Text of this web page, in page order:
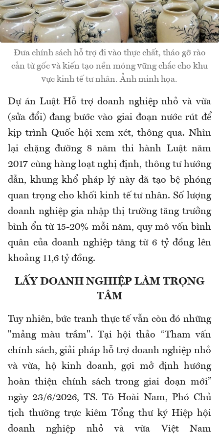
Đưa chính sách hỗ trợ đi vào thực chất, tháo gỡ rào
cản từ gốc và kiến tạo nền móng vững chắc cho khu
vực kinh tế tư nhân. Ảnh minh họa.
Dự án Luật Hỗ trợ doanh nghiệp nhỏ và vừa
(sửa đổi) đang bước vào giai đoạn nước rút để
kịp trình Quốc hội xem xét, thông qua. Nhìn
lại chặng đường 8 năm thi hành Luật năm
2017 cùng hàng loạt nghị định, thông tư hướng
dẫn, khung khổ pháp lý này đã tạo bệ phóng
quan trọng cho khối kinh tế tư nhân. Số lượng
doanh nghiệp gia nhập thị trường tăng trưởng
bình ổn từ 15-20% mỗi năm, quy mô vốn bình
quân của doanh nghiệp tăng từ 6 tỷ đồng lên
khoảng 11,6 tỷ đồng.
LẤY DOANH NGHIỆP LÀM TRỌNG
TÂM
Tuy nhiên, bức tranh thực tế vẫn còn đó những
"mảng màu trầm". Tại hội thảo “Tham vấn
chính sách, giải pháp hỗ trợ doanh nghiệp nhỏ
và vừa, hộ kinh doanh, gợi mở định hướng
hoàn thiện chính sách trong giai đoạn mới”
ngày 23/6/2026, TS. Tô Hoài Nam, Phó Chủ
tịch thường trực kiêm Tổng thư ký Hiệp hội
doanh nghiệp nhỏ và vừa Việt Nam